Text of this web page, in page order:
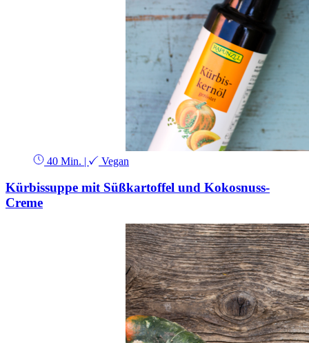
40 Min. | Vegan
Kürbissuppe mit Süßkartoffel und Kokosnuss-
Creme